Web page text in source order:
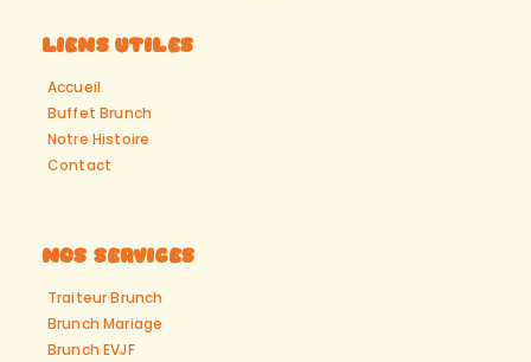
Liens Utiles
Accueil
Buffet Brunch
Notre Histoire
Contact
Nos Services
Traiteur Brunch
Brunch Mariage
Brunch EVJF